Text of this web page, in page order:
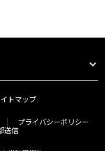
トマップ
プライバシーポリシー
送信